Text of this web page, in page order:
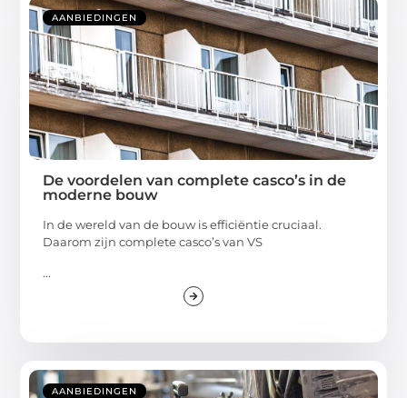
AANBIEDINGEN
De voordelen van complete casco’s in de
moderne bouw
In de wereld van de bouw is efficiëntie cruciaal.
Daarom zijn complete casco’s van VS
...
AANBIEDINGEN